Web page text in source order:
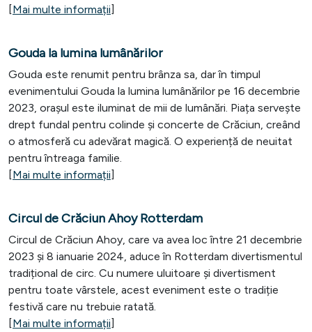
[Mai multe informații]
Gouda la lumina lumânărilor
Gouda este renumit pentru brânza sa, dar în timpul
evenimentului Gouda la lumina lumânărilor pe 16 decembrie
2023, orașul este iluminat de mii de lumânări. Piața servește
drept fundal pentru colinde și concerte de Crăciun, creând
o atmosferă cu adevărat magică. O experiență de neuitat
pentru întreaga familie.
[Mai multe informații]
Circul de Crăciun Ahoy Rotterdam
Circul de Crăciun Ahoy, care va avea loc între 21 decembrie
2023 și 8 ianuarie 2024, aduce în Rotterdam divertismentul
tradițional de circ. Cu numere uluitoare și divertisment
pentru toate vârstele, acest eveniment este o tradiție
festivă care nu trebuie ratată.
[Mai multe informații]